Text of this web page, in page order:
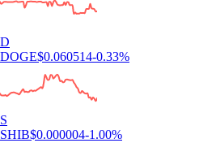
D
DOGE$0.060514-0.33%
S
SHIB$0.000004-1.00%